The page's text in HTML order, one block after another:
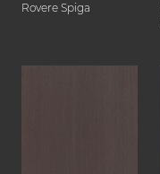
Rovere Spiga